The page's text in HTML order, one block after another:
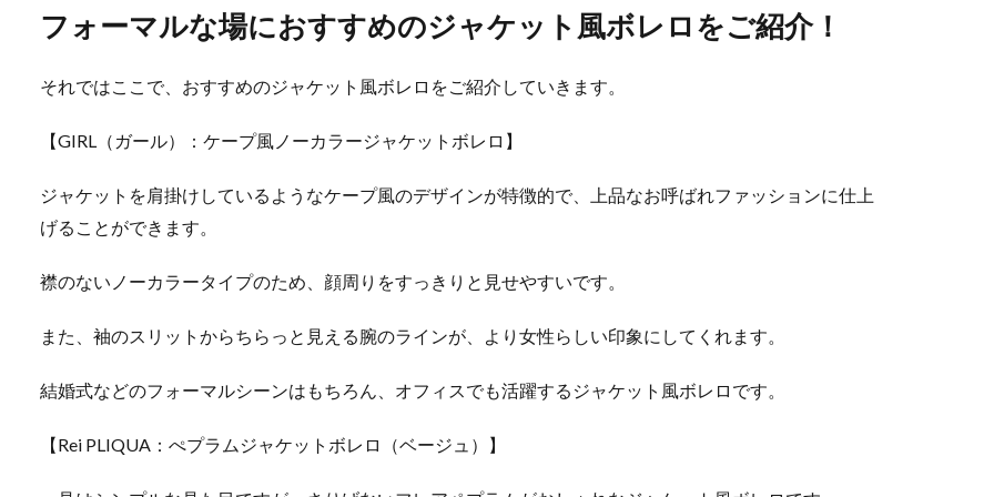
フォーマルな場におすすめのジャケット風ボレロをご紹介！
それではここで、おすすめのジャケット風ボレロをご紹介していきます。
【GIRL（ガール）：ケープ風ノーカラージャケットボレロ】
ジャケットを肩掛けしているようなケープ風のデザインが特徴的で、上品なお呼ばれファッションに仕上
げることができます。
襟のないノーカラータイプのため、顔周りをすっきりと見せやすいです。
また、袖のスリットからちらっと見える腕のラインが、より女性らしい印象にしてくれます。
結婚式などのフォーマルシーンはもちろん、オフィスでも活躍するジャケット風ボレロです。
【Rei PLIQUA：ぺプラムジャケットボレロ（ベージュ）】